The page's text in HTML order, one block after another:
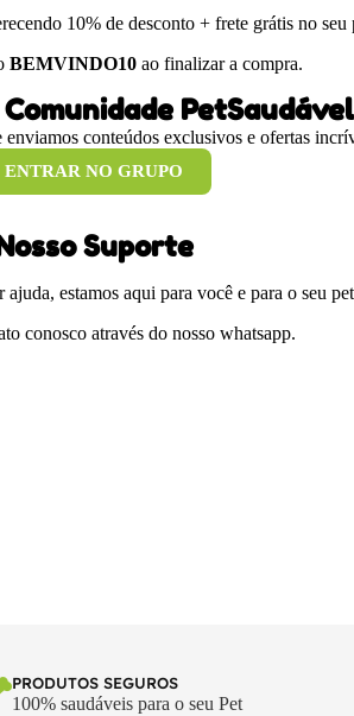
10% de desconto + frete grátis no
BEMVINDO10 ao finalizar a compra.
PetSaudável
conteúdos exclusivos e ofertas
ENTRAR NO GRUPO
Suporte
ajuda, estamos aqui para você e para o seu
conosco através do nosso whatsapp.
PRODUTOS SEGUROS
100% saudáveis para o seu Pet